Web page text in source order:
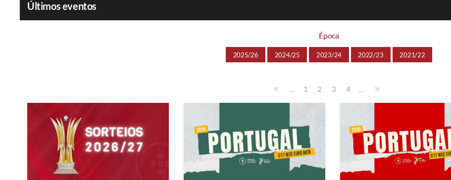
Últimos eventos
Época
2025/26 2024/25 2023/24 2022/23 2021/22
... 1 2 3 4 ...